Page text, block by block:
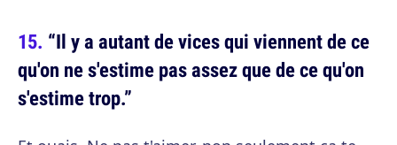
“Il y a autant de vices qui viennent de ce
qu'on ne s'estime pas assez que de ce qu'on
s'estime trop.”